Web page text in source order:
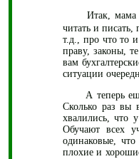
Итак, мама и
читать и писать,
т.д., про что то
праву, законы,
вам
ситуации
А теперь еще
Сколько раз вы
хвалились, что
Обучают всех
одинаковые,
плохие и